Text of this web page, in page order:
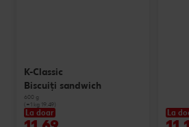
K-Classic
Biscuiți sandwich
600 g
(=1 kg 19.49)
La doar La